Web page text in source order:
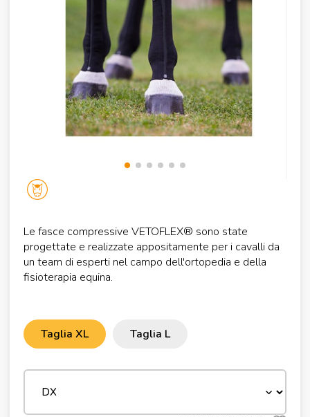
Le fasce compressive VETOFLEX® sono state
progettate e realizzate appositamente per i cavalli da
un team di esperti nel campo dell'ortopedia e della
fisioterapia equina.
Taglia XL Taglia L